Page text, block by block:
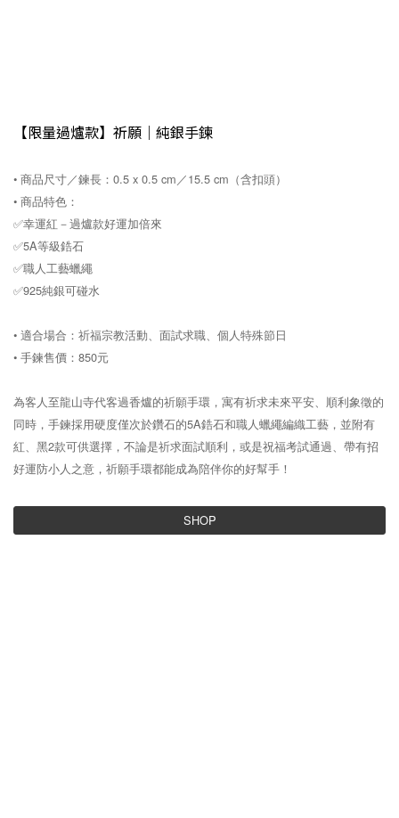
【限量過爐款】祈願｜純銀手鍊
• 商品尺寸／鍊長：0.5 x 0.5 cm／15.5 cm（含扣頭）
• 商品特色：
✅幸運紅－過爐款好運加倍來
✅5A等級鋯石
✅職人工藝蠟繩
✅925純銀可碰水
• 適合場合：祈福宗教活動、面試求職、個人特殊節日
• 手鍊售價：850元
為客人至龍山寺代客過香爐的祈願手環，寓有祈求未來平安、順利象徵的
同時，手鍊採用硬度僅次於鑽石的5A鋯石和職人蠟繩編織工藝，並附有
紅、黑2款可供選擇，不論是祈求面試順利，或是祝福考試通過、帶有招
好運防小人之意，祈願手環都能成為陪伴你的好幫手！
SHOP